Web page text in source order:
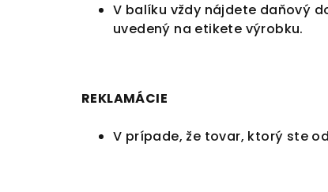
V balíku vždy nájdete daňový
uvedený na etikete výrobku.
REKLAMÁCIE
V prípade, že tovar, ktorý ste